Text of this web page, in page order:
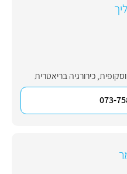
,כירורגיה בריאטרית
073-